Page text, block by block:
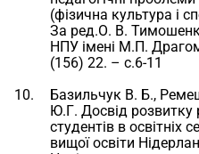
(фізична культура і
За ред.О. В.
НПУ імені М.П.
(156) 22. – с.6-11
Базильчук В. Б.,
Ю.Г. Досвід розвитку
студентів в освітніх
вищої освіти